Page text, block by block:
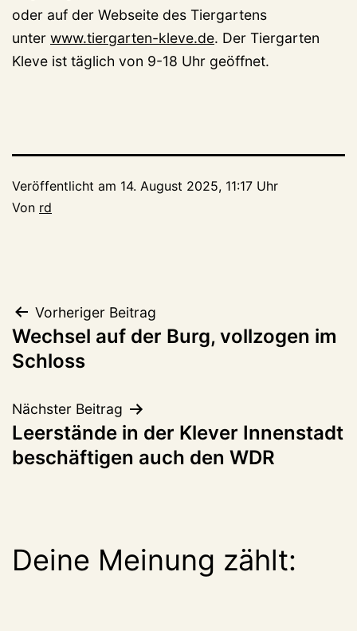
oder auf der Webseite des Tiergartens
unter www.tiergarten-kleve.de. Der Tiergarten
Kleve ist täglich von 9-18 Uhr geöffnet.
Veröffentlicht am 14. August 2025, 11:17 Uhr
Von rd
Beitragsnavigation
Vorheriger Beitrag
Wechsel auf der Burg, vollzogen im
Schloss
Nächster Beitrag
Leerstände in der Klever Innenstadt
beschäftigen auch den WDR
Deine Meinung zählt: